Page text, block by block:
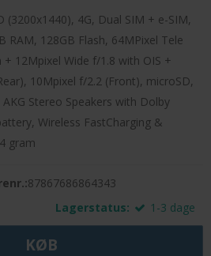
(3200x1440), 4G, Dual SIM + e-SIM,
RAM, 128GB Flash, 64MPixel Tele
12Mpixel Wide f/1.8 with OIS +
10Mpixel f/2.2 (Front), microSD,
Stereo Speakers with Dolby
Wireless FastCharging &
gram
87867686864343
Lagerstatus:
1-3 dage
KØB